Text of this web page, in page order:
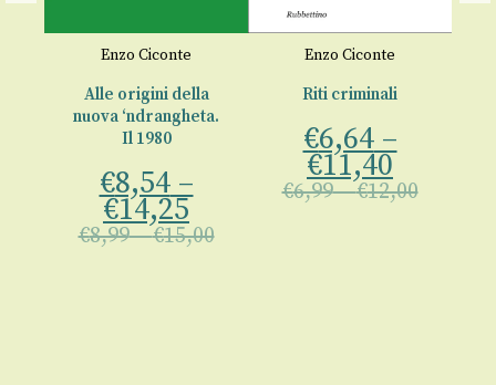
Enzo Ciconte
Alle origini della
nuova ‘ndrangheta.
Il 1980
€8,54–
€14,25
€8,99–€15,00
Enzo Ciconte
Riti criminali
€6,64–
€11,40
€6,99–€12,00